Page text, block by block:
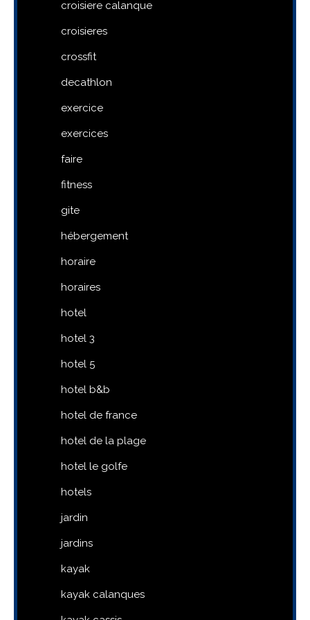
croisiere calanque
croisieres
crossfit
decathlon
exercice
exercices
faire
fitness
gite
hébergement
horaire
horaires
hotel
hotel 3
hotel 5
hotel b&b
hotel de france
hotel de la plage
hotel le golfe
hotels
jardin
jardins
kayak
kayak calanques